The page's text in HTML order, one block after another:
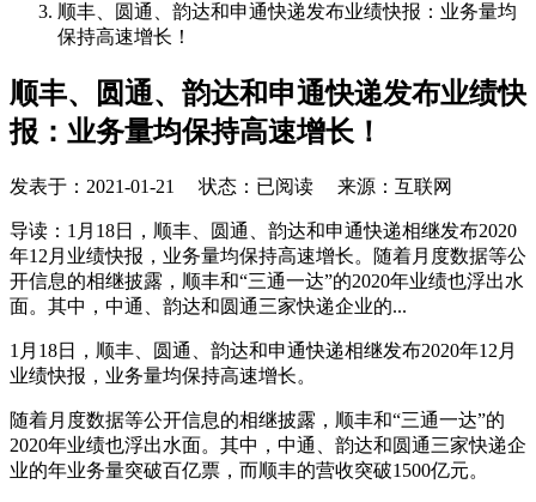
顺丰、圆通、韵达和申通快递发布业绩快报：业务量均
保持高速增长！
顺丰、圆通、韵达和申通快递发布业绩快
报：业务量均保持高速增长！
发表于： 2021-01-21 状态：已阅读 来源：互联网
导读：1月18日，顺丰、圆通、韵达和申通快递相继发布2020
年12月业绩快报，业务量均保持高速增长。随着月度数据等公
开信息的相继披露，顺丰和“三通一达”的2020年业绩也浮出水
面。其中，中通、韵达和圆通三家快递企业的...
1月18日，顺丰、圆通、韵达和申通快递相继发布2020年12月
业绩快报，业务量均保持高速增长。
随着月度数据等公开信息的相继披露，顺丰和“三通一达”的
2020年业绩也浮出水面。其中，中通、韵达和圆通三家快递企
业的年业务量突破百亿票，而顺丰的营收突破1500亿元。